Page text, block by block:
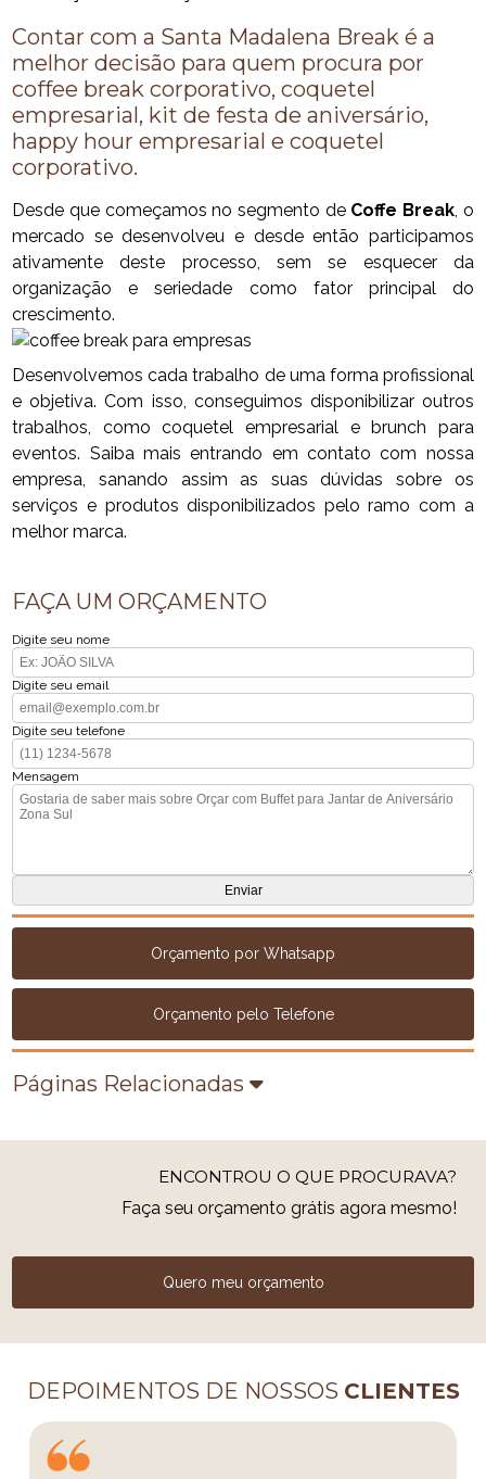
Contar com a Santa Madalena Break é a
melhor decisão para quem procura por
coffee break corporativo, coquetel
empresarial, kit de festa de aniversário,
happy hour empresarial e coquetel
corporativo.
Desde que começamos no segmento de Coffe Break, o
mercado se desenvolveu e desde então participamos
ativamente deste processo, sem se esquecer da
organização e seriedade como fator principal do
crescimento.
Desenvolvemos cada trabalho de uma forma profissional
e objetiva. Com isso, conseguimos disponibilizar outros
trabalhos, como coquetel empresarial e brunch para
eventos. Saiba mais entrando em contato com nossa
empresa, sanando assim as suas dúvidas sobre os
serviços e produtos disponibilizados pelo ramo com a
melhor marca.
FAÇA UM ORÇAMENTO
Digite seu nome
Digite seu email
Digite seu telefone
Mensagem
Orçamento por Whatsapp
Orçamento pelo Telefone
Páginas Relacionadas
ENCONTROU O QUE PROCURAVA?
Faça seu orçamento grátis agora mesmo!
Quero meu orçamento
DEPOIMENTOS DE NOSSOS CLIENTES